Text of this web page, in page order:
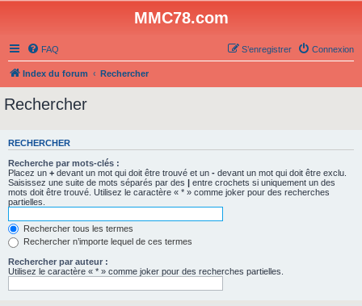
MMC78.com
FAQ Connexion
S’enregistrer
Index du forum Rechercher
Rechercher
RECHERCHER
Recherche par mots-clés :
Placez un + devant un mot qui doit être trouvé et un - devant un mot qui doit être exclu.
Saisissez une suite de mots séparés par des | entre crochets si uniquement un des
mots doit être trouvé. Utilisez le caractère « * » comme joker pour des recherches
partielles.
Rechercher tous les termes
Rechercher n’importe lequel de ces termes
Rechercher par auteur :
Utilisez le caractère « * » comme joker pour des recherches partielles.